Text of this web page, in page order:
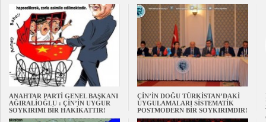
ANAHTAR PARTİ GENEL BAŞKANI
AĞIRALİOĞLU : ÇİN’İN UYGUR
SOYKIRIMI BİR HAKİKATTIR!
ÇİN’İN DOĞU TÜRKİSTAN’DAKİ
UYGULAMALARI SİSTEMATİK
POSTMODERN BİR SOYKIRIMDIR!